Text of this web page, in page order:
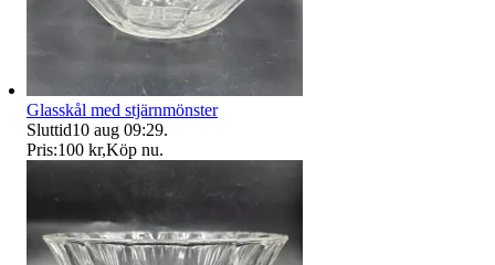
Glasskål med stjärnmönster
Sluttid10 aug 09:29.
Pris:100 kr,Köp nu.